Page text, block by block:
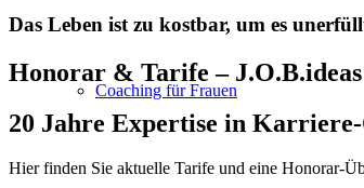
Coaching für Frauen
Das Leben ist zu kostbar, um es
Honorar & Tarife –
20 Jahre Expertise in
Hier finden Sie aktuelle Tarife und eine Honorar-